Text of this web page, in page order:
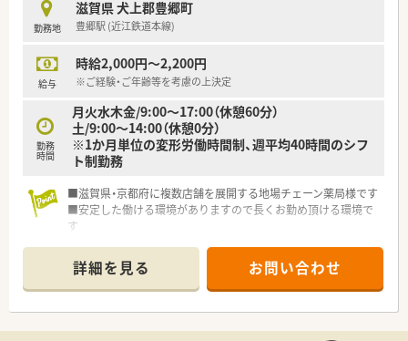
勤務地
滋賀県 犬上郡豊郷町
豊郷駅 (近江鉄道本線)
給与
時給2,000円～2,200円
※ご経験・ご年齢等を考慮の上決定
勤務
時間
月火水木金/9:00～17:00（休憩60分）
土/9:00～14:00（休憩0分）
※1か月単位の変形労働時間制、週平均40時間のシフ
ト制勤務
■滋賀県・京都府に複数店舗を展開する地場チェーン薬局様です
■安定した働ける環境がありますので長くお勤め頂ける環境で
す
■今ならご勤務曜日・時間などご相談可能です
詳細を見る お問い合わせ